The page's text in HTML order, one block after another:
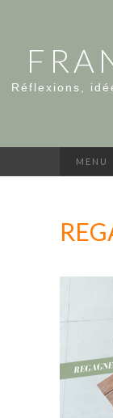
Réflexions,
MENU